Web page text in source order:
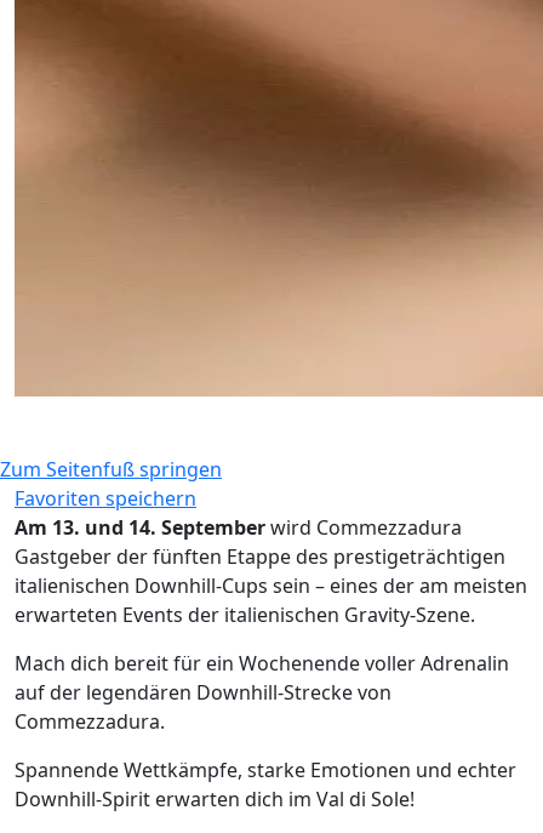
Zum Seitenfuß springen
Favoriten speichern
Am 13. und 14. Septemberwird Commezzadura
Gastgeber der fünften Etappe des prestigeträchtigen
italienischen Downhill-Cups sein – eines der am meisten
erwarteten Events der italienischen Gravity-Szene.
Mach dich bereit für ein Wochenende voller Adrenalin
auf der legendären Downhill-Strecke von
Commezzadura.
Spannende Wettkämpfe, starke Emotionen und echter
Downhill-Spirit erwarten dich im Val di Sole!